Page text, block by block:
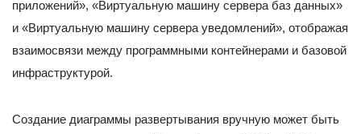
приложений», «Виртуальную машину сервера баз данных»
и «Виртуальную машину сервера уведомлений», отображая
взаимосвязи между программными контейнерами и базовой
инфраструктурой.
Создание диаграммы развертывания вручную может быть